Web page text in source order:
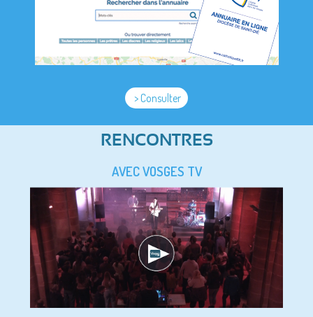
> Consulter
RENCONTRES
AVEC VOSGES TV